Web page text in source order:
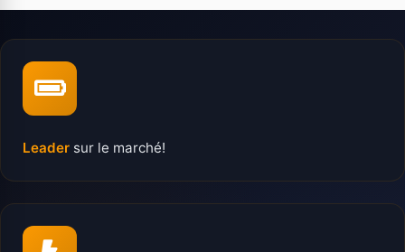
Leader sur le marché!